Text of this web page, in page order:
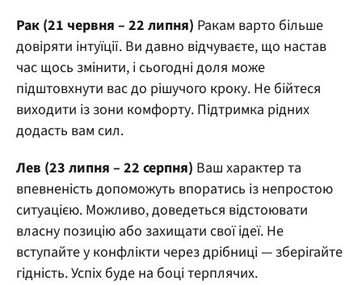
Рак (21 червня – 22 липня) Ракам варто більше
довіряти інтуїції. Ви давно відчуваєте, що настав
час щось змінити, і сьогодні доля може
підштовхнути вас до рішучого кроку. Не бійтеся
виходити із зони комфорту. Підтримка рідних
додасть вам сил.
Лев (23 липня – 22 серпня) Ваш характер та
впевненість допоможуть впоратись із непростою
ситуацією. Можливо, доведеться відстоювати
власну позицію або захищати свої ідеї. Не
вступайте у конфлікти через дрібниці — зберігайте
гідність. Успіх буде на боці терплячих.